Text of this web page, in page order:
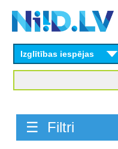
content
Izglītības iespējas
☰ Filtri